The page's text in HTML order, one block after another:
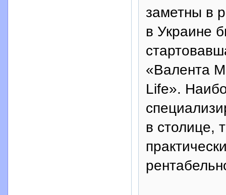
заметны в
в Украине
«Валента
Life».
в столице,